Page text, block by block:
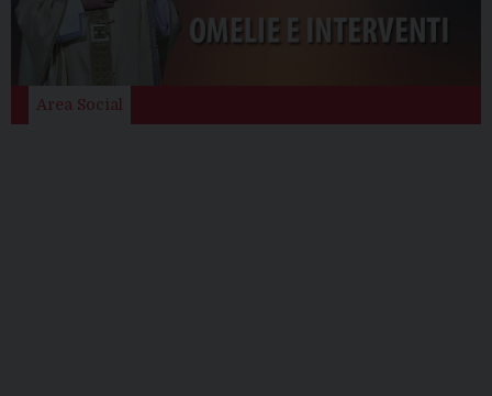
Area Social